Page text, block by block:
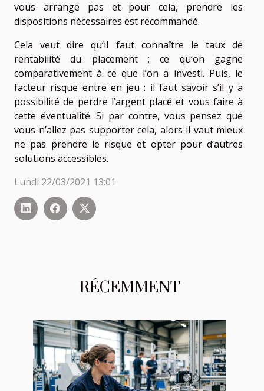
vous arrange pas et pour cela, prendre les
dispositions nécessaires est recommandé.
Cela veut dire qu’il faut connaître le taux de
rentabilité du placement ; ce qu’on gagne
comparativement à ce que l’on a investi. Puis, le
facteur risque entre en jeu : il faut savoir s’il y a
possibilité de perdre l’argent placé et vous faire à
cette éventualité. Si par contre, vous pensez que
vous n’allez pas supporter cela, alors il vaut mieux
ne pas prendre le risque et opter pour d’autres
solutions accessibles.
Lundi 22/03/2021 13:01
RÉCEMMENT